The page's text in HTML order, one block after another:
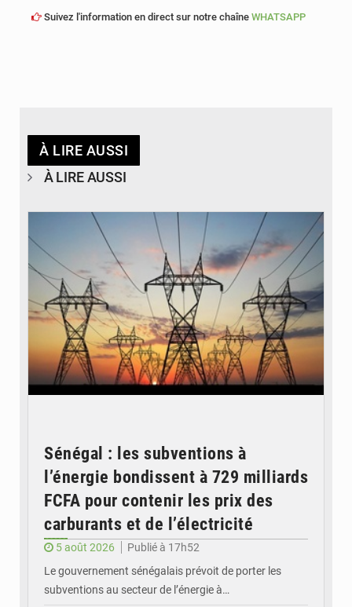
Suivez l'information en direct sur notre chaîne WHATSAPP
À LIRE AUSSI
À LIRE AUSSI
Sénégal : les subventions à
l’énergie bondissent à 729 milliards
FCFA pour contenir les prix des
carburants et de l’électricité
5 août 2026
Publié à 17h52
Le gouvernement sénégalais prévoit de porter les
subventions au secteur de l’énergie à…